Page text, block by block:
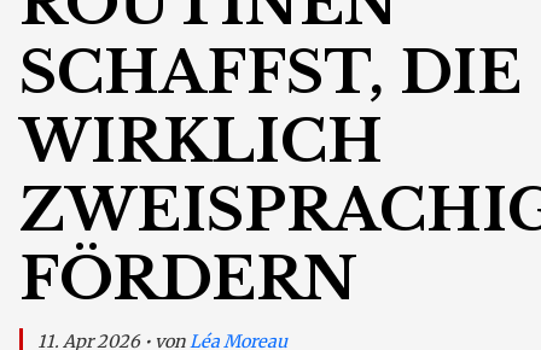
SCHAFFST, DIE
WIRKLICH
FÖRDERN
11. Apr 2026 • vonLéa Moreau